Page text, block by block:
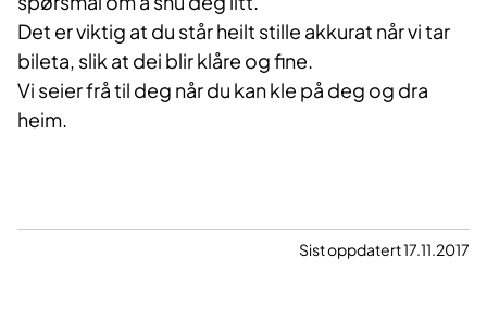
Det er viktig at du står heilt stille akkurat når vi tar
bileta, slik at dei blir klåre og fine.
Vi seier frå til deg når du kan kle på deg og dra
heim.​
Sist oppdatert 17.11.2017